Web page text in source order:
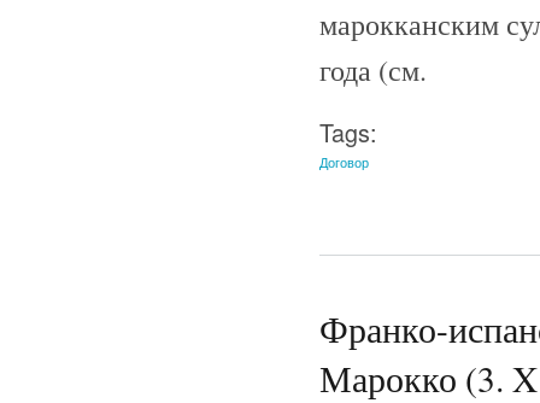
марокканским
года (см.
Tags:
Договор
Франко-
Марокко (3.